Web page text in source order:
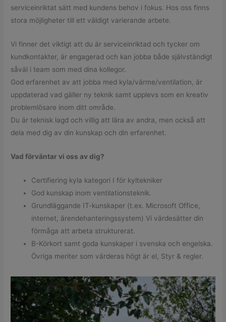
serviceinriktat sätt med kundens behov i fokus. Hos oss finns
stora möjligheter till ett väldigt varierande arbete.
Vi finner det viktigt att du är serviceinriktad och tycker om
kundkontakter, är engagerad och kan jobba både självständigt
såväl i team som med dina kollegor.
God erfarenhet av att jobba med kyla/värme/ventilation, är
uppdaterad vad gäller ny teknik samt upplevs som en kreativ
problemlösare inom ditt område.
Du är teknisk lagd och villig att lära av andra, men också att
dela med dig av din kunskap och din erfarenhet.
Vad förväntar vi oss av dig?
Certifiering kyla kategori I för kyltekniker
God kunskap inom ventilationsteknik.
Grundläggande IT-kunskaper (t.ex. Microsoft Office,
internet, ärendehanteringssystem) Vi värdesätter din
förmåga att arbeta strukturerat.
B-Körkort samt goda kunskaper i svenska och engelska.
Övriga meriter som värderas högt är el, Styr & regler.